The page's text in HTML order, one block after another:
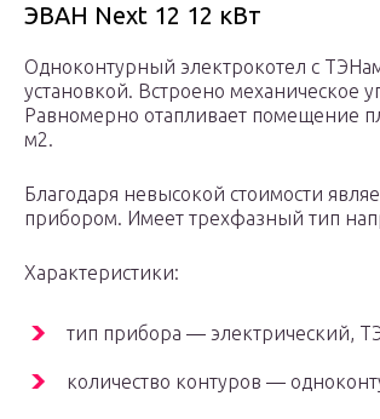
ЭВАН Next 12 12 кВт
Одноконтурный электрокотел с
установкой. Встроено механическое
Равномерно отапливает помещение
м2.
Благодаря невысокой стоимости
прибором. Имеет трехфазный тип
Характеристики:
тип прибора — электрический,
количество контуров —